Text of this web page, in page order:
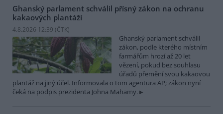
Ghanský parlament schválil přísný zákon na ochranu
kakaových plantáží
4.8.2026 12:39 (ČTK)
Ghanský parlament schválil
zákon, podle kterého místním
farmářům hrozí až 20 let
vězení, pokud bez souhlasu
úřadů přemění svou kakaovou
plantáž na jiný účel. Informovala o tom agentura AP; zákon nyní
čeká na podpis prezidenta Johna Mahamy.